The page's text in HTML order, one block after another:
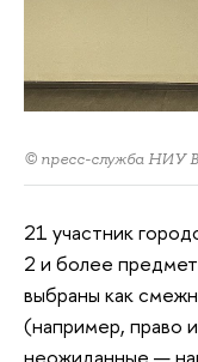
© пресс-служба НИУ
21 участник
2 и более
выбраны как
(например, право